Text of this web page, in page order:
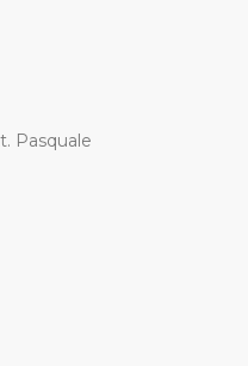
Pasquale